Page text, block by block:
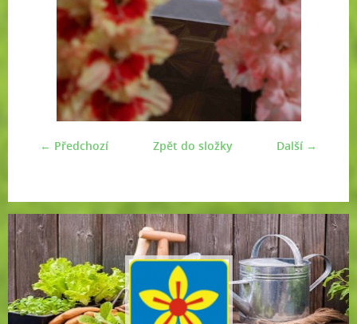
← Předchozí Další →
Zpět do složky